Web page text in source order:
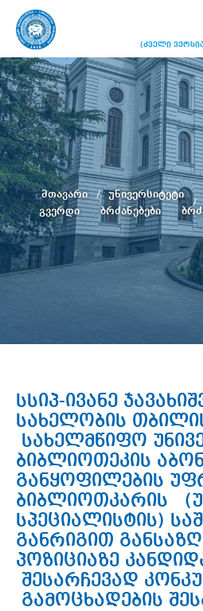
(ძველი
მთავარი უნივერსიტეტი
გვერდი
ბრძანებები
სსიპ-ივანე
სახელობის
სახელმწიფო
ბიბლიოთეკის
განყოფილების
ბიბლიოთკარის
სპეციალისტის)
განრიგით
პოზიციაზე
შესარჩევად
გამოცხადების